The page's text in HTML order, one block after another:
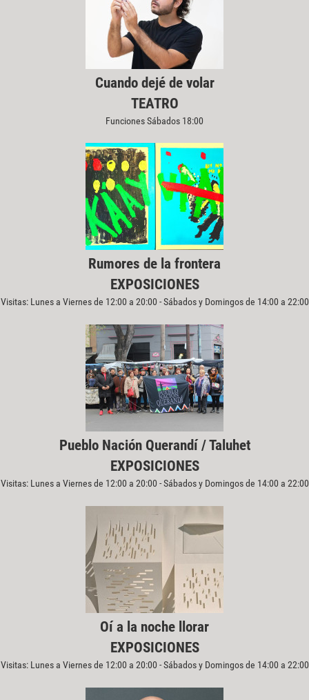
Cuando dejé de volar
TEATRO
Funciones Sábados 18:00
Rumores de la frontera
EXPOSICIONES
Visitas: Lunes a Viernes de 12:00 a 20:00 - Sábados y Domingos de 14:00 a 22:00
Pueblo Nación Querandí / Taluhet
EXPOSICIONES
Visitas: Lunes a Viernes de 12:00 a 20:00 - Sábados y Domingos de 14:00 a 22:00
Oí a la noche llorar
EXPOSICIONES
Visitas: Lunes a Viernes de 12:00 a 20:00 - Sábados y Domingos de 14:00 a 22:00